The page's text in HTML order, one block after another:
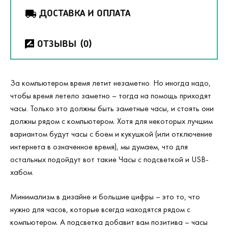
ДОСТАВКА И ОПЛАТА
ОТЗЫВЫ (0)
За компьютером время летит незаметно. Но иногда надо,
чтобы время летело заметно – тогда на помощь приходят
часы. Только это должны быть заметные часы, и стоять они
должны рядом с компьютером. Хотя для некоторых лучшим
вариантом будут часы с боем и кукушкой (или отключение
интернета в означенное время), мы думаем, что для
остальных подойдут вот такие Часы с подсветкой и USB-
хабом.
Минимализм в дизайне и большие цифры – это то, что
нужно для часов, которые всегда находятся рядом с
компьютером. А подсветка добавит вам позитива – часы